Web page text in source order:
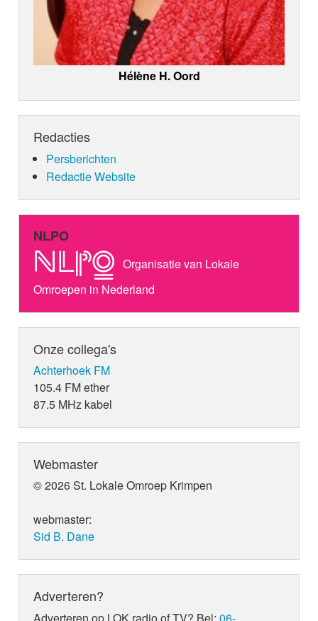
Hélène H. Oord
Redacties
Persberichten
Redactie Website
NLPO
Organisatie van Lokale
Omroepen in Nederland
Onze collega's
Achterhoek FM
105.4 FM ether
87.5 MHz kabel
Webmaster
© 2026 St. Lokale Omroep Krimpen
webmaster:
Sid B. Dane
Adverteren?